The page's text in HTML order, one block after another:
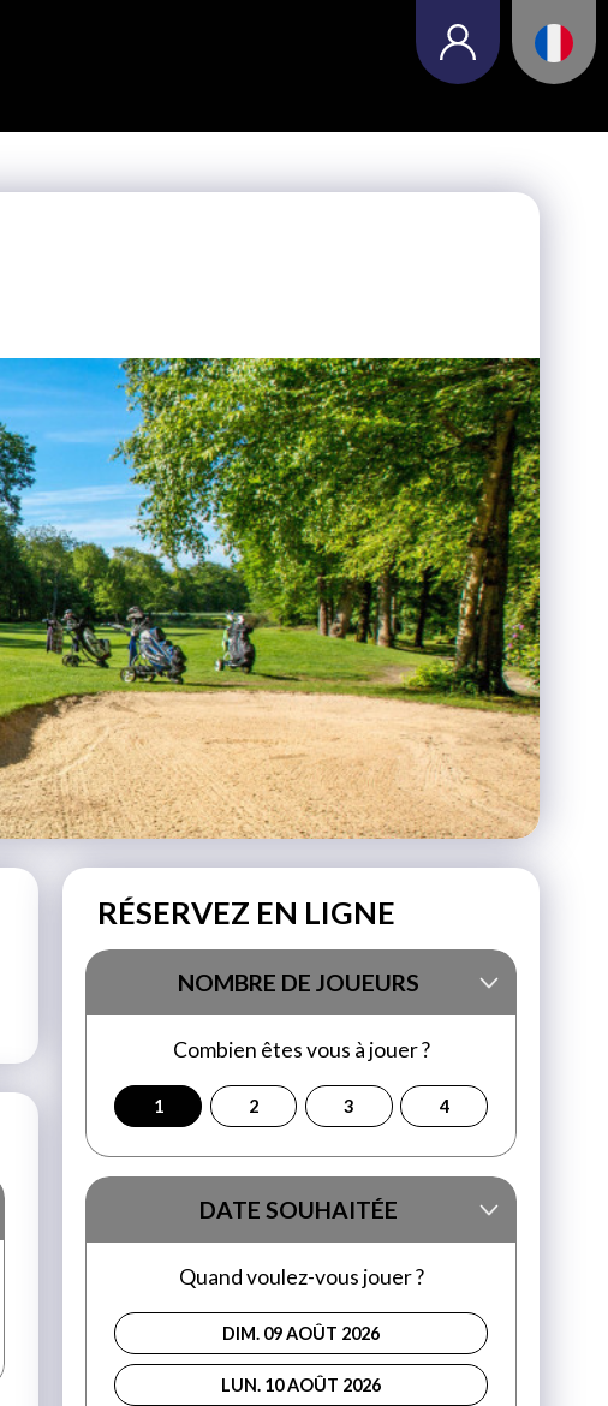
RÉSERVEZ EN LIGNE
NOMBRE DE JOUEURS
Combien êtes vous à jouer ?
1 2 3 4
DATE SOUHAITÉE
Quand voulez-vous jouer ?
DIM. 09 AOÛT 2026
LUN. 10 AOÛT 2026